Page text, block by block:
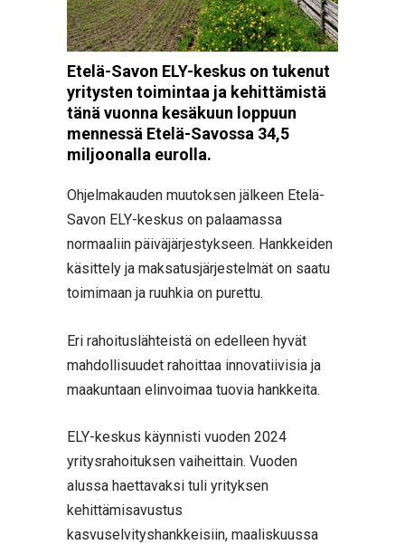
Etelä-Savon ELY-keskus on tukenut
yritysten toimintaa ja kehittämistä
tänä vuonna kesäkuun loppuun
mennessä Etelä-Savossa 34,5
miljoonalla eurolla.
Ohjelmakauden muutoksen jälkeen Etelä-
Savon ELY-keskus on palaamassa
normaaliin päiväjärjestykseen. Hankkeiden
käsittely ja maksatusjärjestelmät on saatu
toimimaan ja ruuhkia on purettu.
Eri rahoituslähteistä on edelleen hyvät
mahdollisuudet rahoittaa innovatiivisia ja
maakuntaan elinvoimaa tuovia hankkeita.
ELY-keskus käynnisti vuoden 2024
yritysrahoituksen vaiheittain. Vuoden
alussa haettavaksi tuli yrityksen
kehittämisavustus
kasvuselvityshankkeisiin, maaliskuussa